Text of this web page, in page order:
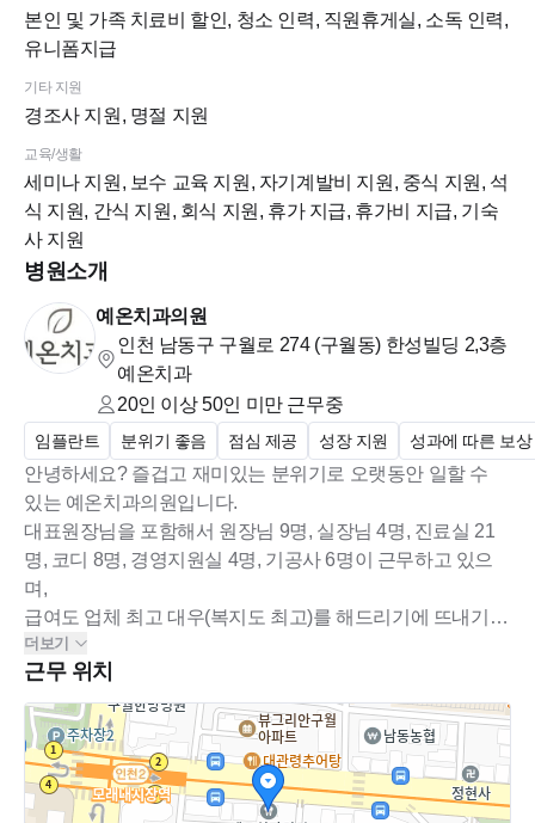
본인 및 가족 치료비 할인, 청소 인력, 직원휴게실, 소독 인력,
유니폼지급
기타 지원
경조사 지원, 명절 지원
교육/생활
세미나 지원, 보수 교육 지원, 자기계발비 지원, 중식 지원, 석
식 지원, 간식 지원, 회식 지원, 휴가 지급, 휴가비 지급, 기숙
사 지원
병원소개
예온치과의원
인천 남동구 구월로 274 (구월동) 한성빌딩 2,3층
예온치과
20인 이상 50인 미만근무중
임플란트 분위기 좋음 점심 제공 성장 지원 성과에 따른 보상
안녕하세요? 즐겁고 재미있는 분위기로 오랫동안 일할 수
있는 예온치과의원입니다.
대표원장님을 포함해서 원장님 9명, 실장님 4명, 진료실 21
명, 코디 8명, 경영지원실 4명, 기공사 6명이 근무하고 있으
며,
급여도 업체 최고 대우(복지도 최고)를 해드리기에 뜨내기
직원이 없이 오랫동안 함께 하는 직원들이 대부분입니다.
진료실에 지원하셔서 오랫동안 함께 했으면 좋겠습니다.
더보기
근무 위치